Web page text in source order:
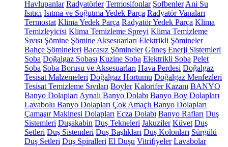
Havlupanlar Radyatörler Termosifonlar Şofbenler Ani Su
Isıtıcı Isıtma ve Soğutma Yedek Parça Radyatör Vanaları
Termostat Klima Yedek Parça Radyatör Yedek Parça Klima
Temizleyicisi Klima Temizleme Spreyi Klima Temizleme
Sıvısı Şömine Şömine Aksesuarları Elektrikli Şömineler
Bahçe Şömineleri Bacasız Şömineler Güneş Enerji Sistemleri
Soba Doğalgaz Sobası Kuzine Soba Elektrikli Soba Pelet
Soba Soba Borusu ve Aksesuarları Hava Perdesi Doğalgaz
Tesisat Malzemeleri Doğalgaz Hortumu Doğalgaz Menfezleri
Tesisat Temizleme Sıvıları Boyler Kalorifer Kazanı BANYO
Banyo Dolapları Aynalı Banyo Dolabı Banyo Boy Dolapları
Lavabolu Banyo Dolapları Çok Amaçlı Banyo Dolapları
Çamaşır Makinesi Dolapları Ecza Dolabı Banyo Rafları Duş
Sistemleri Duşakabin Duş Tekneleri Jakuziler Küvet Duş
Setleri Duş Sistemleri Duş Başlıkları Duş Kolonları Sürgülü
Duş Setleri Duş Spiralleri El Duşu Vitrifiyeler Lavabolar